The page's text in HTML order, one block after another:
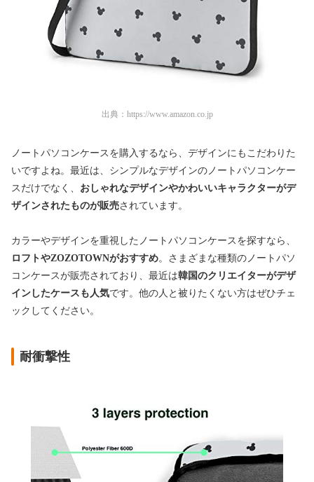
出典： https://www.amazon.co.jp
ノートパソコンケースを購入するなら、デザインにもこだわりた
いですよね。最近は、シンプルなデザインのノートパソコンケー
スだけでなく、 おしゃれなデザインやかわいいキャラクターがデ
ザインされたものが販売されています。
カラーやデザインを重視したノートパソコンケースを探すなら、
ロフトやZOZOTOWNがおすすめ。さまざまな種類のノートパソ
コンケースが販売されており、最近は韓国のクリエイターがデザ
インしたケースも人気です。他の人と被りたくない方はぜひチェ
ックしてください。
耐衝撃性